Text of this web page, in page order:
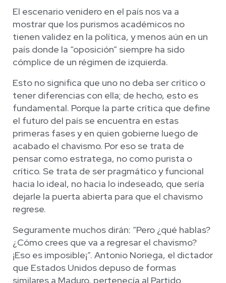
El escenario venidero en el país nos va a
mostrar que los purismos académicos no
tienen validez en la política, y menos aún en un
país donde la “oposición” siempre ha sido
cómplice de un régimen de izquierda.
Esto no significa que uno no deba ser crítico o
tener diferencias con ella; de hecho, esto es
fundamental. Porque la parte crítica que define
el futuro del país se encuentra en estas
primeras fases y en quien gobierne luego de
acabado el chavismo. Por eso se trata de
pensar como estratega, no como purista o
crítico. Se trata de ser pragmático y funcional
hacia lo ideal, no hacia lo indeseado, que sería
dejarle la puerta abierta para que el chavismo
regrese.
Seguramente muchos dirán: “Pero ¿qué hablas?
¿Cómo crees que va a regresar el chavismo?
¡Eso es imposible¡”. Antonio Noriega, el dictador
que Estados Unidos depuso de formas
similares a Maduro, pertenecía al Partido